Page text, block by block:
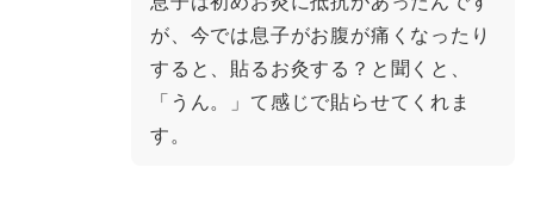
が、今では息子がお腹が痛くなったり
すると、貼るお灸する？と聞くと、
「うん。」て感じで貼らせてくれま
す。